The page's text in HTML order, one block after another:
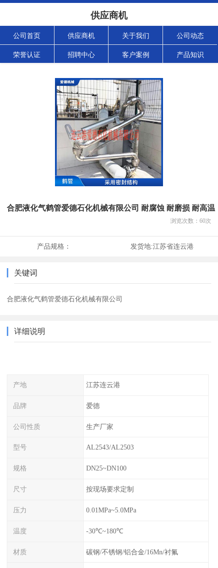
供应商机
公司首页 供应商机 关于我们 公司动态
荣誉认证 招聘中心 客户案例 产品知识
合肥液化气鹤管爱德石化机械有限公司 耐腐蚀 耐磨损 耐高温
浏览次数： 60次
产品规格： 发货地:江苏省连云港
关键词
合肥液化气鹤管爱德石化机械有限公司
详细说明
产地 江苏连云港
品牌 爱德
公司性质 生产厂家
型号 AL2543/AL2503
规格 DN25~DN100
尺寸 按现场要求定制
压力 0.01MPa~5.0MPa
温度 -30℃~180℃
材质 碳钢/不锈钢/铝合金/16Mn/衬氟